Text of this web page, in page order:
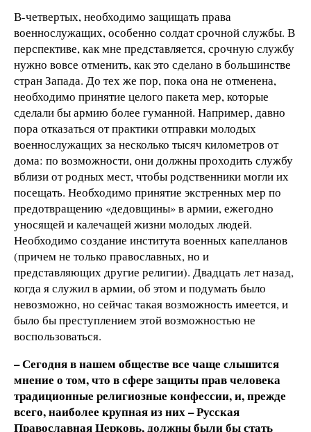
В-четвертых, необходимо защищать права
военнослужащих, особенно солдат срочной службы. В
перспективе, как мне представляется, срочную службу
нужно вовсе отменить, как это сделано в большинстве
стран Запада. До тех же пор, пока она не отменена,
необходимо принятие целого пакета мер, которые
сделали бы армию более гуманной. Например, давно
пора отказаться от практики отправки молодых
военнослужащих за несколько тысяч километров от
дома: по возможности, они должны проходить службу
вблизи от родных мест, чтобы родственники могли их
посещать. Необходимо принятие экстренных мер по
предотвращению «дедовщины» в армии, ежегодно
уносящей и калечащей жизни молодых людей.
Необходимо создание института военных капелланов
(причем не только православных, но и
представляющих другие религии). Двадцать лет назад,
когда я служил в армии, об этом и подумать было
невозможно, но сейчас такая возможность имеется, и
было бы преступлением этой возможностью не
воспользоваться.
– Сегодня в нашем обществе все чаще слышится
мнение о том, что в сфере защиты прав человека
традиционные религиозные конфессии, и, прежде
всего, наиболее крупная из них – Русская
Православная Церковь, должны были бы стать